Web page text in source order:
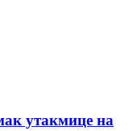
утакмице на